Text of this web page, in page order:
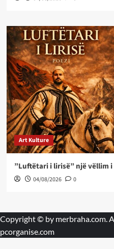
Art Kulture
”Luftëtari i lirisë” një vëllim i
04/08/2026 0
Copyright © by merbraha.com.
pcorganise.com